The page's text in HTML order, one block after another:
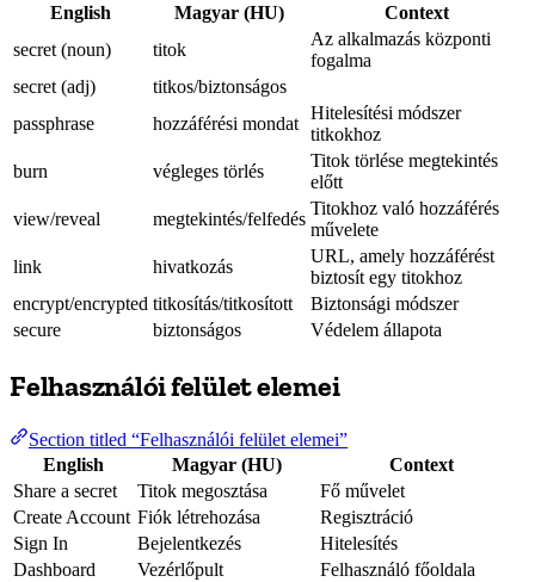
English
Magyar (HU)
Context
secret (noun)
titok
Az alkalmazás központi
fogalma
secret (adj)
titkos/biztonságos
passphrase
hozzáférési mondat
Hitelesítési módszer
titkokhoz
burn
végleges törlés
Titok törlése megtekintés
előtt
view/reveal
megtekintés/felfedés
Titokhoz való hozzáférés
művelete
link
hivatkozás
URL, amely hozzáférést
biztosít egy titokhoz
encrypt/encrypted titkosítás/titkosított
Biztonsági módszer
secure
biztonságos Védelem állapota
Felhasználói felület elemei
Section titled “Felhasználói felület elemei”
English
Magyar (HU)
Context
Share a secret
Titok megosztása
Fő művelet
Create Account Fiók létrehozása
Regisztráció
Sign In
Bejelentkezés
Hitelesítés
Dashboard
Vezérlőpult
Felhasználó főoldala